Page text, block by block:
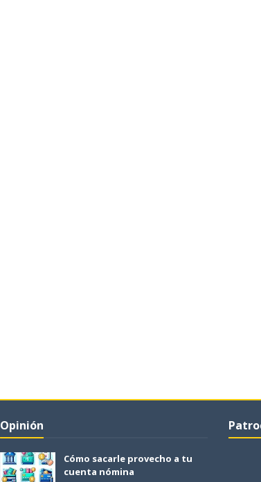
Opinión
Cómo sacarle provecho a tu
cuenta nómina